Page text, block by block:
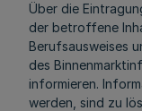
Über die
der betroffene
Berufsausweises
des
informieren.
werden, sind zu